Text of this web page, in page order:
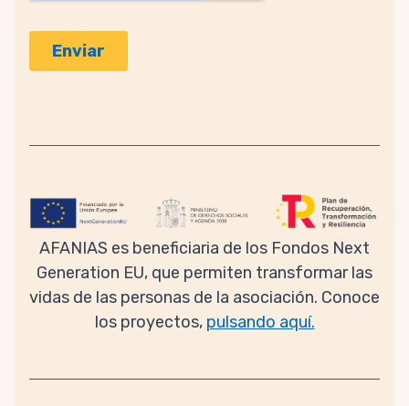
AFANIAS es beneficiaria de los Fondos Next
Generation EU, que permiten transformar las
vidas de las personas de la asociación. Conoce
los proyectos, pulsando aquí.